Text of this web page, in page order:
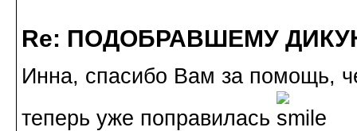
Re: ПОДОБРАВШЕМУ
Инна, спасибо Вам за помощь,
теперь уже поправилась